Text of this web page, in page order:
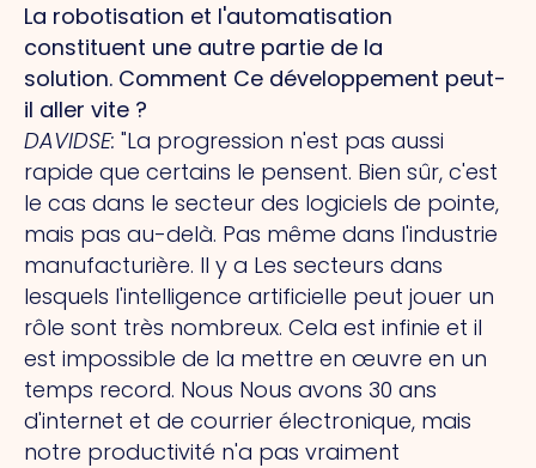
La robotisation et l'automatisation
constituent une autre partie de la
solution. Comment Ce développement peut-
il aller vite ?
DAVIDSE: "La progression n'est pas aussi
rapide que certains le pensent. Bien sûr, c'est
le cas dans le secteur des logiciels de pointe,
mais pas au-delà. Pas même dans l'industrie
manufacturière. Il y a Les secteurs dans
lesquels l'intelligence artificielle peut jouer un
rôle sont très nombreux. Cela est infinie et il
est impossible de la mettre en œuvre en un
temps record. Nous Nous avons 30 ans
d'internet et de courrier électronique, mais
notre productivité n'a pas vraiment